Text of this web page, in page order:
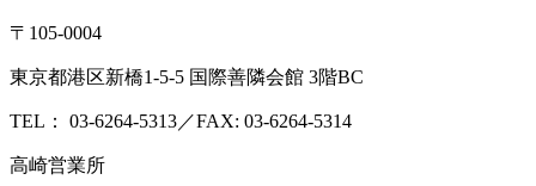
〒105-0004
東京都港区新橋1-5-5 国際善隣会館 3階BC
TEL： 03-6264-5313／FAX: 03-6264-5314
高崎営業所